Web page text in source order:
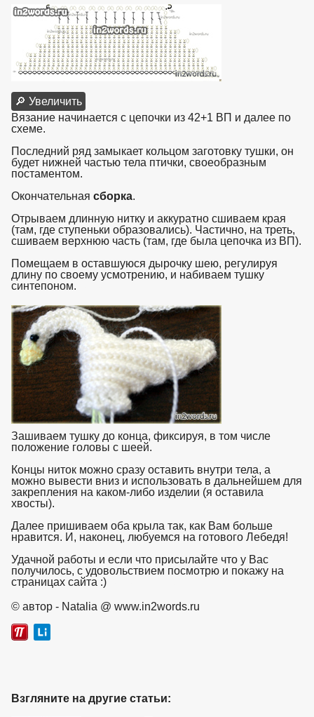
🔎 Увеличить
Вязание начинается с цепочки из 42+1 ВП и далее по
схеме.
Последний ряд замыкает кольцом заготовку тушки, он
будет нижней частью тела птички, своеобразным
постаментом.
Окончательная сборка.
Отрываем длинную нитку и аккуратно сшиваем края
(там, где ступеньки образовались). Частично, на треть,
сшиваем верхнюю часть (там, где была цепочка из ВП).
Помещаем в оставшуюся дырочку шею, регулируя
длину по своему усмотрению, и набиваем тушку
синтепоном.
Зашиваем тушку до конца, фиксируя, в том числе
положение головы с шеей.
Концы ниток можно сразу оставить внутри тела, а
можно вывести вниз и использовать в дальнейшем для
закрепления на каком-либо изделии (я оставила
хвосты).
Далее пришиваем оба крыла так, как Вам больше
нравится. И, наконец, любуемся на готового Лебедя!
Удачной работы и если что присылайте что у Вас
получилось, с удовольствием посмотрю и покажу на
страницах сайта :)взято с https://www.in2words.ru
© автор - Natalia @ www.in2words.ru
Взгляните на другие статьи: